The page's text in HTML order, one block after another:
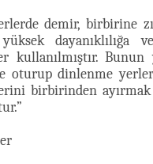
demir, birbirine
dayanıklılığa
kullanılmıştır. Bunun
oturup dinlenme
birbirinden ayırmak